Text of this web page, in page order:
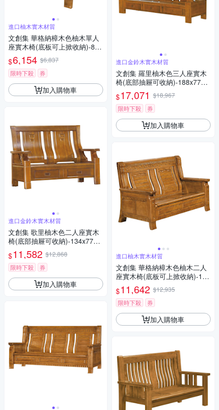
進口柚木實木材質
文創集 華格納樟木色柚木單人
座實木椅(底板可上掀收納)-80x
73x100cm免組
$6,154 $6,837
限時下殺
券
加入購物車
進口金鈴木實木材質
文創集 歌里柚木色二人座實木
椅(底部抽屜可收納)-134x77x1
02cm免組
$11,582 $12,868
限時下殺
券
加入購物車
進口金鈴木實木材質
文創集 羅里柚木色三人座實木
椅(底部抽屜可收納)-188x77x1
03cm免組
$17,071 $18,967
限時下殺
券
加入購物車
進口柚木實木材質
文創集 華格納樟木色柚木二人
座實木椅(底板可上掀收納)-137
x73x100cm免組
$11,642 $12,935
限時下殺
券
加入購物車